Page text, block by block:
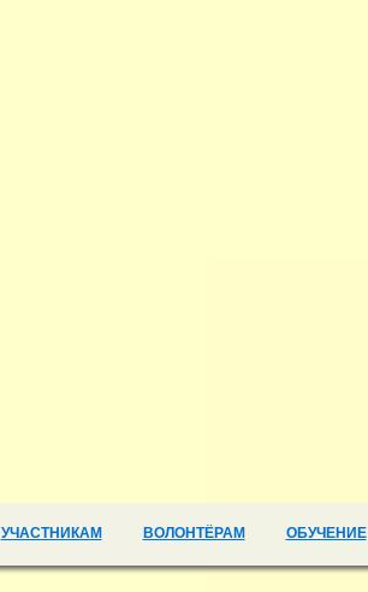
УЧАСТНИКАМ ВОЛОНТЁРАМ ОБУЧЕНИЕ